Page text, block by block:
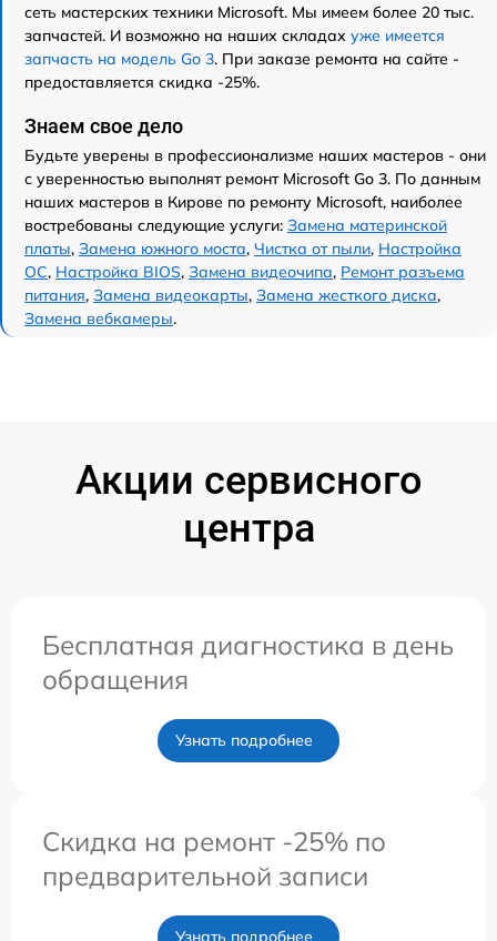
сеть мастерских техники Microsoft. Мы имеем более 20 тыс.
запчастей. И возможно на наших складах уже имеется
запчасть на модель Go 3. При заказе ремонта на сайте -
предоставляется скидка -25%.
Знаем свое дело
Будьте уверены в профессионализме наших мастеров - они
с уверенностью выполнят ремонт Microsoft Go 3. По данным
наших мастеров в Кирове по ремонту Microsoft, наиболее
востребованы следующие услуги: Замена материнской
платы, Замена южного моста, Чистка от пыли, Настройка
ОС, Настройка BIOS, Замена видеочипа, Ремонт разъема
питания, Замена видеокарты, Замена жесткого диска,
Замена вебкамеры.
Акции сервисного
центра
Бесплатная диагностика в день
обращения
Узнать подробнее
Скидка на ремонт -25% по
предварительной записи
Узнать подробнее